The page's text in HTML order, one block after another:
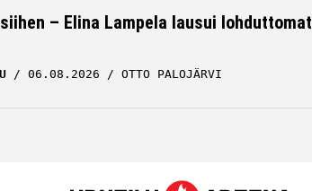
– Elina Lampela lausui lohduttomat
06.08.2026 OTTO PALOJÄRVI